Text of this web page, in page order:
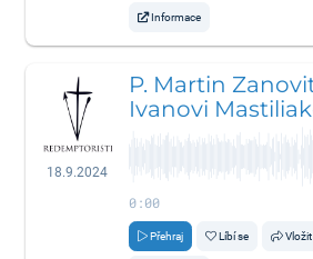
Informace
18.9.2024
P. Martin
Ivanovi
0:00
Přehraj Líbí se Vložit